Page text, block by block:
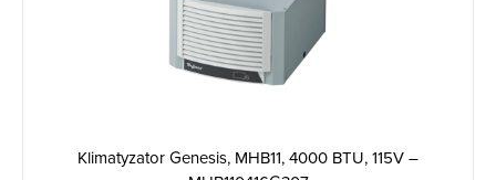
Klimatyzator Genesis, MHB11, 4000 BTU, 115V –